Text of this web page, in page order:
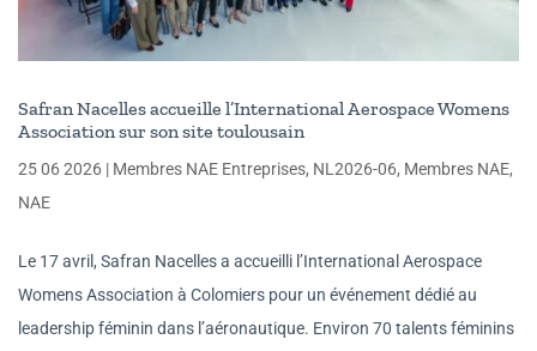
Safran Nacelles accueille l’International Aerospace Womens
Association sur son site toulousain
25 06 2026 | Membres NAE Entreprises, NL2026-06, Membres NAE,
NAE
Le 17 avril, Safran Nacelles a accueilli l’International Aerospace
Womens Association à Colomiers pour un événement dédié au
leadership féminin dans l’aéronautique. Environ 70 talents féminins